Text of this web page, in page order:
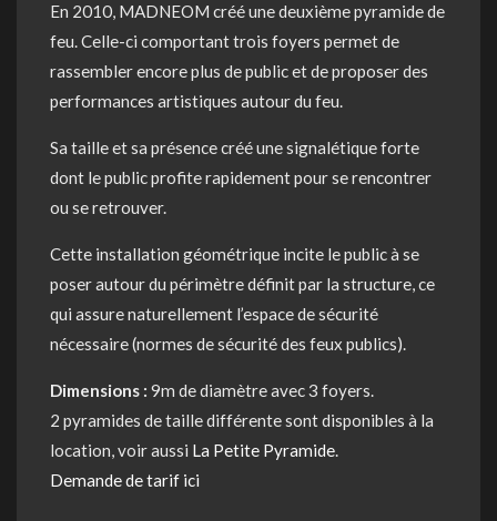
En 2010, MADNEOM créé une deuxième pyramide de
feu. Celle-ci comportant trois foyers permet de
rassembler encore plus de public et de proposer des
performances artistiques autour du feu.
Sa taille et sa présence créé une signalétique forte
dont le public profite rapidement pour se rencontrer
ou se retrouver.
Cette installation géométrique incite le public à se
poser autour du périmètre définit par la structure, ce
qui assure naturellement l’espace de sécurité
nécessaire (normes de sécurité des feux publics).
Dimensions : 9m de diamètre avec 3 foyers.
2 pyramides de taille différente sont disponibles à la
location, voir aussi La Petite Pyramide.
Demande de tarif ici